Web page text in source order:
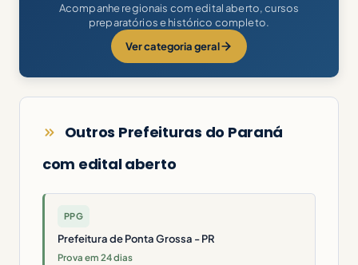
Acompanhe regionais com edital aberto, cursos
preparatórios e histórico completo.
Ver categoria geral
Outros Prefeituras do Paraná
com edital aberto
PPG
Prefeitura de Ponta Grossa - PR
Prova em 24 dias